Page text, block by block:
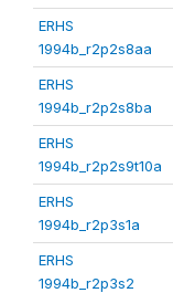
ERHS
1994b_r2p2s8aa
ERHS
1994b_r2p2s8ba
ERHS
1994b_r2p2s9t10a
ERHS
1994b_r2p3s1a
ERHS
1994b_r2p3s2